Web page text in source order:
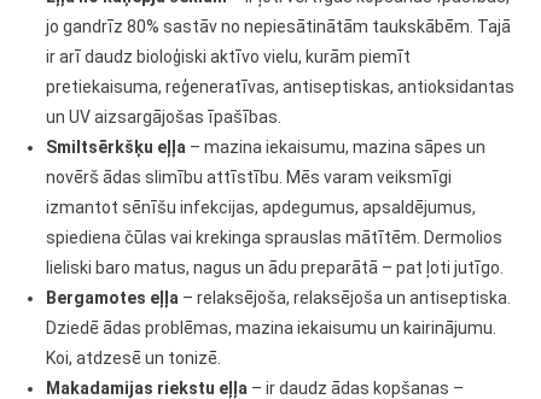
jo gandrīz 80% sastāv no nepiesātinātām taukskābēm. Tajā
ir arī daudz bioloģiski aktīvo vielu, kurām piemīt
pretiekaisuma, reģeneratīvas, antiseptiskas, antioksidantas
un UV aizsargājošas īpašības.
Smiltsērkšķu eļļa – mazina iekaisumu, mazina sāpes un
novērš ādas slimību attīstību. Mēs varam veiksmīgi
izmantot sēnīšu infekcijas, apdegumus, apsaldējumus,
spiediena čūlas vai krekinga sprauslas mātītēm. Dermolios
lieliski baro matus, nagus un ādu preparātā – pat ļoti jutīgo.
Bergamotes eļļa – relaksējoša, relaksējoša un antiseptiska.
Dziedē ādas problēmas, mazina iekaisumu un kairinājumu.
Koi, atdzesē un tonizē.
Makadamijas riekstu eļļa – ir daudz ādas kopšanas –